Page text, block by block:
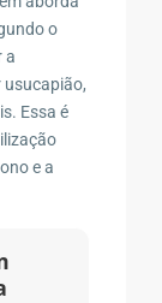
o
a
usucapião,
Essa é
e a